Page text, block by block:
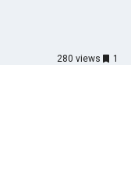
280 views 1